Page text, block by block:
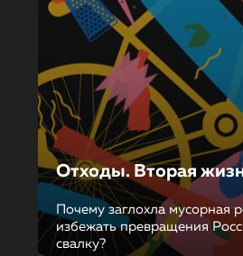
Отходы. Вторая
Почему заглохла мусорная
избежать превращения
свалку?